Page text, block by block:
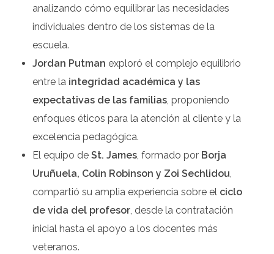
analizando cómo equilibrar las necesidades
individuales dentro de los sistemas de la
escuela.
Jordan Putman exploró el complejo equilibrio
entre la integridad académica y las
expectativas de las familias, proponiendo
enfoques éticos para la atención al cliente y la
excelencia pedagógica.
El equipo de St. James, formado por Borja
Uruñuela, Colin Robinson y Zoi Sechlidou,
compartió su amplia experiencia sobre el ciclo
de vida del profesor, desde la contratación
inicial hasta el apoyo a los docentes más
veteranos.